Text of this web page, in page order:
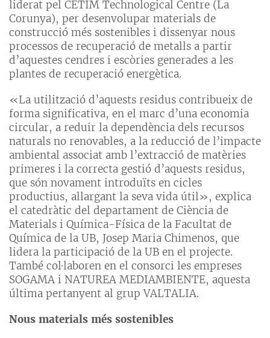
liderat pel CETIM Technological Centre (La
Corunya), per desenvolupar materials de
construcció més sostenibles i dissenyar nous
processos de recuperació de metalls a partir
d’aquestes cendres i escòries generades a les
plantes de recuperació energètica.
«La utilització d’aquests residus contribueix de
forma significativa, en el marc d’una economia
circular, a reduir la dependència dels recursos
naturals no renovables, a la reducció de l’impacte
ambiental associat amb l’extracció de matèries
primeres i la correcta gestió d’aquests residus,
que són novament introduïts en cicles
productius, allargant la seva vida útil», explica
el catedràtic del departament de Ciència de
Materials i Química-Física de la Facultat de
Química de la UB, Josep Maria Chimenos, que
lidera la participació de la UB en el projecte.
També col·laboren en el consorci les empreses
SOGAMA i NATUREA MEDIAMBIENTE, aquesta
última pertanyent al grup VALTALIA.
Nous materials més sostenibles